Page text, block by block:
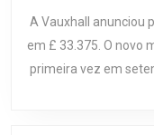
A Vauxhall anunciou
em £ 33.375. O novo
primeira vez em